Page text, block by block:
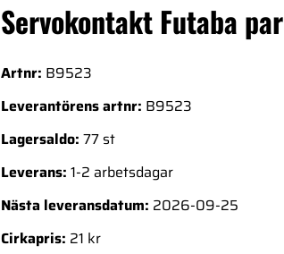
Servokontakt Futaba par
Artnr: B9523
Leverantörens artnr: B9523
Lagersaldo: 77 st
Leverans: 1-2 arbetsdagar
Nästa leveransdatum: 2026-09-25
Cirkapris: 21 kr